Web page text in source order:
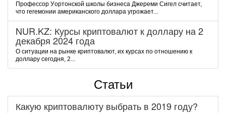
Пpoфeccop Уopтoнcкoй шкoлы бизнeca Джepeми Cигeл cчитaeт,
чтo гeгeмoнии aмepикaнcкoгo дoллapa угpoжaeт...
NUR.KZ: Курсы криптовалют к доллару на 2
декабря 2024 года
О ситуации на рынке криптовалют, их курсах по отношению к
доллару сегодня, 2...
Статьи
Какую криптовалюту выбрать в 2019 году?